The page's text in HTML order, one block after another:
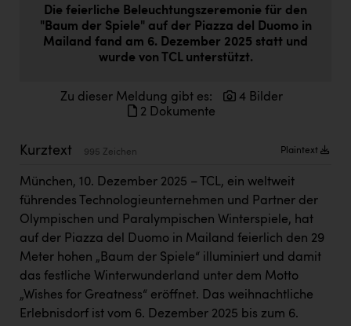
Doppler Gruppe
ERLUS AG
Firmenradl
HIG Infomotion Group
IFE Austria GmbH
Immotech
INTERSPAR
INTERSPORT Austria
Jesolo
Die feierliche Beleuchtungszeremonie für den
"Baum der Spiele" auf der Piazza del Duomo in
Mailand fand am 6. Dezember 2025 statt und
wurde von TCL unterstützt.
Zu dieser Meldung gibt es:
4 Bilder
2 Dokumente
Kurztext 995 Zeichen Plaintext
München, 10. Dezember 2025 – TCL, ein weltweit
führendes Technologieunternehmen und Partner der
Olympischen und Paralympischen Winterspiele, hat
auf der Piazza del Duomo in Mailand feierlich den 29
Meter hohen „Baum der Spiele“ illuminiert und damit
das festliche Winterwunderland unter dem Motto
„Wishes for Greatness“ eröffnet. Das weihnachtliche
Erlebnisdorf ist vom 6. Dezember 2025 bis zum 6.